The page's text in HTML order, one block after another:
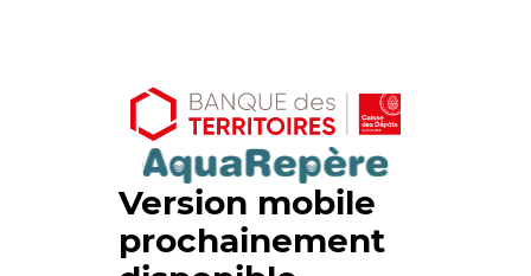
Version mobile
prochainement